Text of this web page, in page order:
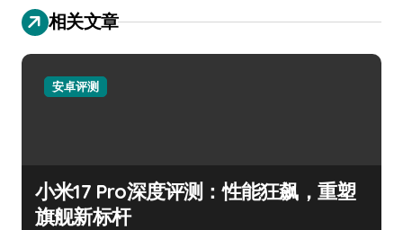
相关文章
安卓评测
小米17 Pro深度评测：性能狂飙，重塑
旗舰新标杆